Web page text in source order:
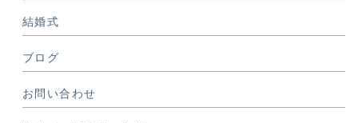
結婚式
ブログ
お問い合わせ